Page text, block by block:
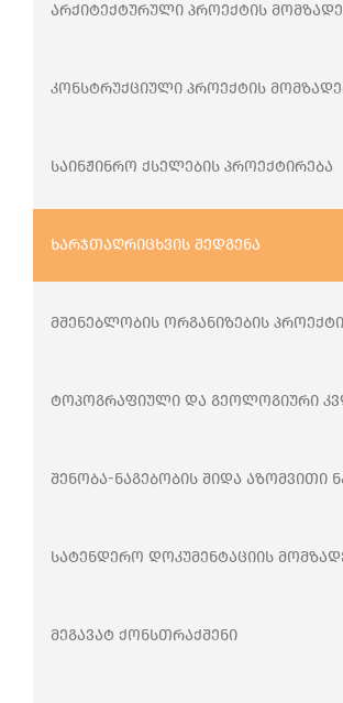
არქიტექტურული პროექტის
კონსტრუქციული პროექტის
საინჟინრო ქსელების პროექტირება
ხარჯთაღრიცხვის შედგენა
მშენებლობის ორგანიზების პროექტი
ტოპოგრაფიული და გეოლოგიური
⁠შენობა-ნაგებობის შიდა აზომვითი
⁠⁠სატენდერო დოკუმენტაციის
მეგავატ ქონსთრაქშენი